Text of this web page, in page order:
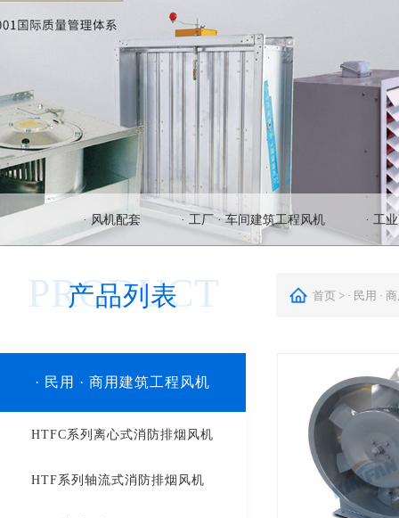
· 风机配套 · 工厂 · 车间建筑工程风机 · 工
PRODUCT
产品列表 首页 > · 民用 ·
· 民用 · 商用建筑工程风机
HTFC系列离心式消防排烟风机
HTF系列轴流式消防排烟风机